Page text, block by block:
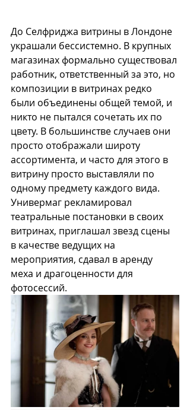
До Селфриджа витрины в Лондоне
украшали бессистемно. В крупных
магазинах формально существовал
работник, ответственный за это, но
композиции в витринах редко
были объединены общей темой, и
никто не пытался сочетать их по
цвету. В большинстве случаев они
просто отображали широту
ассортимента, и часто для этого в
витрину просто выставляли по
одному предмету каждого вида.
Универмаг рекламировал
театральные постановки в своих
витринах, приглашал звезд сцены
в качестве ведущих на
мероприятия, сдавал в аренду
меха и драгоценности для
фотосессий.